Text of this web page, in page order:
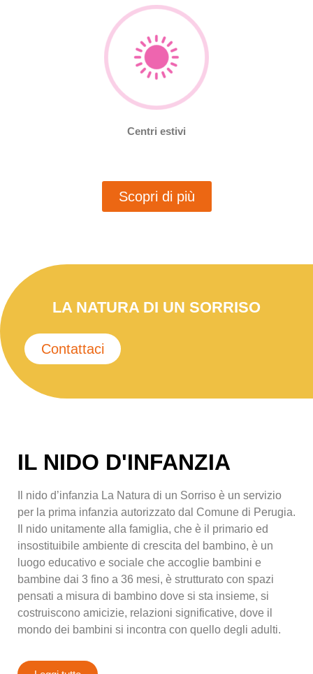
Centri estivi
Scopri di più
LA NATURA DI UN SORRISO
Contattaci
IL NIDO D'INFANZIA
Il nido d’infanzia La Natura di un Sorriso è un servizio
per la prima infanzia autorizzato dal Comune di Perugia.
Il nido unitamente alla famiglia, che è il primario ed
insostituibile ambiente di crescita del bambino, è un
luogo educativo e sociale che accoglie bambini e
bambine dai 3 fino a 36 mesi, è strutturato con spazi
pensati a misura di bambino dove si sta insieme, si
costruiscono amicizie, relazioni significative, dove il
mondo dei bambini si incontra con quello degli adulti.